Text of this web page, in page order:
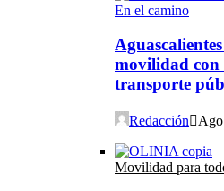
En el camino
movilidad con
transporte
Redacción
Movilidad para